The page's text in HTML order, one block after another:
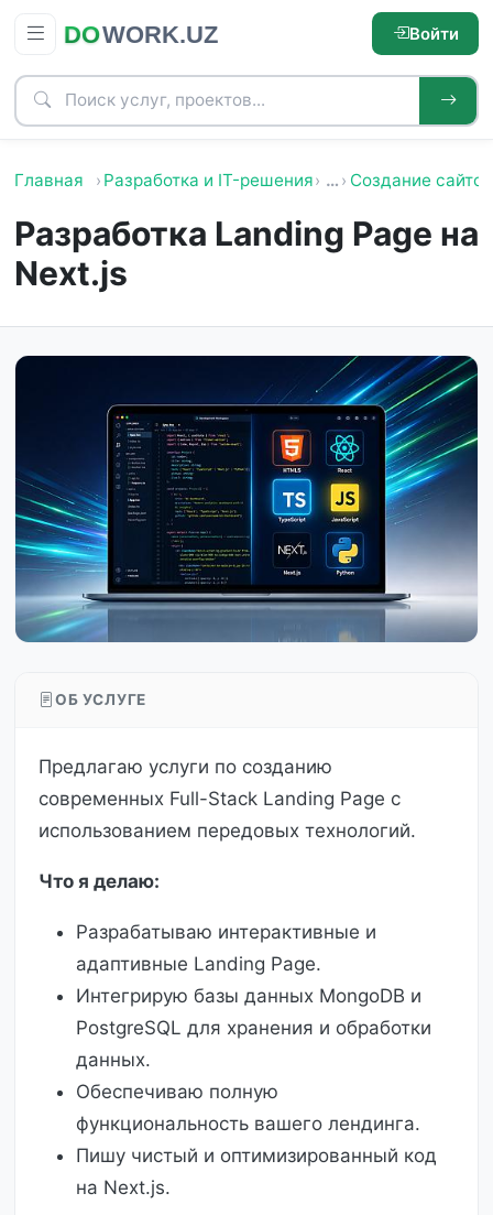
Войти
Главная Разработка и IT-решения … Создание сайтов
Разработка Landing Page на
Next.js
ОБ УСЛУГЕ
Предлагаю услуги по созданию
современных Full-Stack Landing Page с
использованием передовых технологий.
Что я делаю:
Разрабатываю интерактивные и
адаптивные Landing Page.
Интегрирую базы данных MongoDB и
PostgreSQL для хранения и обработки
данных.
Обеспечиваю полную
функциональность вашего лендинга.
Пишу чистый и оптимизированный код
на Next.js.